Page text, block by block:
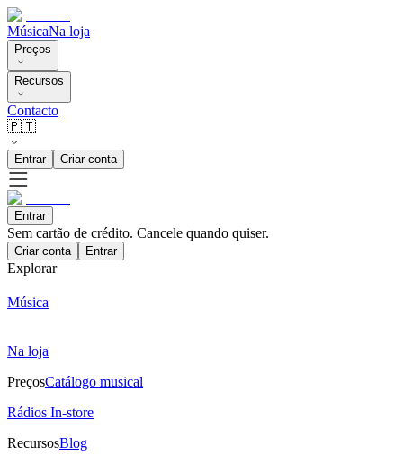
MúsicaNa loja
Preços
Recursos
Contacto
🇵🇹
Entrar Criar conta
Entrar
Sem cartão de crédito. Cancele quando quiser.
Criar conta Entrar
Explorar
Música
Na loja
PreçosCatálogo musical
Rádios In-store
RecursosBlog